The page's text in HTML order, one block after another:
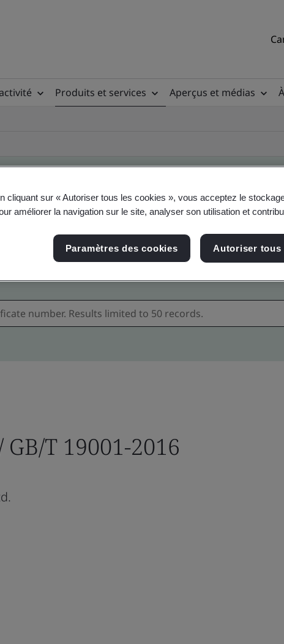
Produits et services Aperçus et médias
des clients
du site et du produit
T 19001-2016
cliquant sur « Autoriser tous les cookies », vous acceptez le
améliorer la navigation sur le site, analyser son utilisation et
Paramètres des cookies Autoriser tous